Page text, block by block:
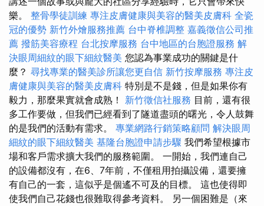
樂。 整骨學徒訓練 專注皮膚健康與美容的醫美皮膚科 全瓷
冠的優勢 新竹外燴服務推薦 台中脊椎調整 嘉義徵信公司推
薦 撥筋美容療程 台北按摩服務 台中地區的台胞證服務 解
決眼周細紋的眼下細紋醫美 您認為事業成功的關鍵是什
麼？ 尋找專業的醫美診所讓您更自信 新竹按摩服務 專注皮
膚健康與美容的醫美皮膚科 特別是不是錢，但是如果你有
毅力，那麼果實就會成熟！ 新竹徵信社服務 目前，還有很
多工作要做，但我們已經看到了隧道盡頭的曙光，令人鼓舞
的是我們的活動有需求。 專業網路行銷策略顧問 解決眼周
細紋的眼下細紋醫美 基隆台胞證申請步驟 我們希望根據市
場和客戶需求擴大我們的服務範圍。 一開始，我們連自己
的設備都沒有，在6、7年前，不僅租用拍攝設備，還要擁
有自己的一套，這似乎是個遙不可及的目標。 這也使得即
使我們自己花錢也很難取得參考資料。 另一個困難是（來